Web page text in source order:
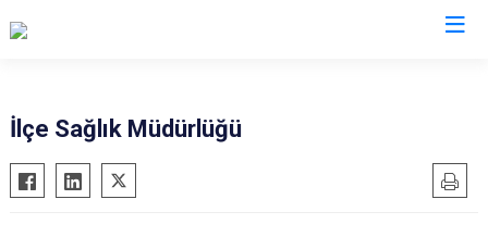
Adalar
Avcılar
İlçe Sağlık Müdürlüğü